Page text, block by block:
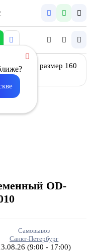
OD-
Самовывоз
Санкт-Петербург
(9:00 - 17:00)